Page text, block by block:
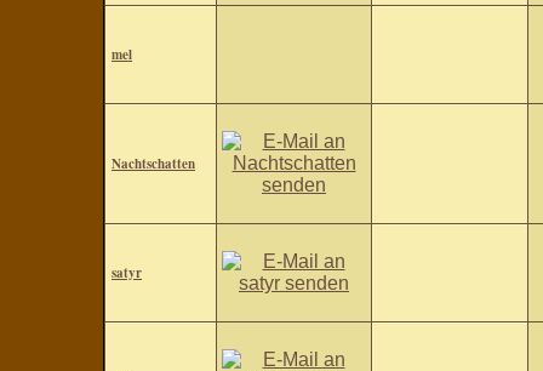
mel
Nachtschatten
satyr